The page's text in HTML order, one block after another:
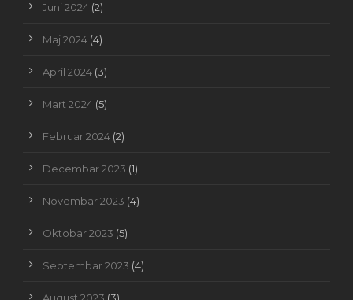
Juni 2024 (2)
Maj 2024 (4)
April 2024 (3)
Mart 2024 (5)
Februar 2024 (2)
Decembar 2023 (1)
Novembar 2023 (4)
Oktobar 2023 (5)
Septembar 2023 (4)